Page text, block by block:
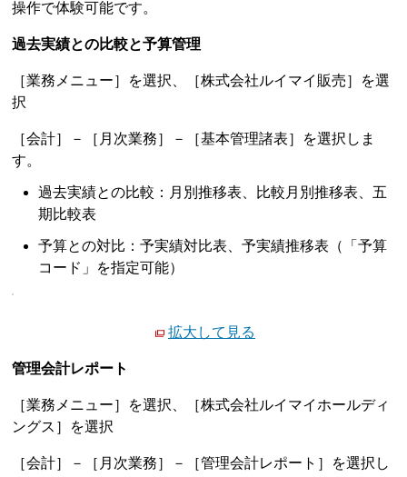
操作で体験可能です。
過去実績との比較と予算管理
［業務メニュー］を選択、［株式会社ルイマイ販売］を選
択
［会計］－［月次業務］－［基本管理諸表］を選択しま
す。
過去実績との比較：月別推移表、比較月別推移表、五
期比較表
予算との対比：予実績対比表、予実績推移表（「予算
コード」を指定可能）
拡大して見る
管理会計レポート
［業務メニュー］を選択、［株式会社ルイマイホールディ
ングス］を選択
［会計］－［月次業務］－［管理会計レポート］を選択し